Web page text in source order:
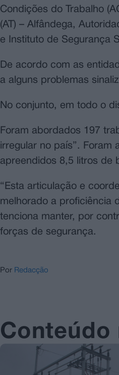
Condições do Trabalho
(AT) – Alfândega,
e Instituto de Segurança
De acordo com as
a alguns problemas
No conjunto, em todo o
Foram abordados 197
irregular no país”. Foram
apreendidos 8,5 litros de
“Esta articulação e
melhorado a proficiência
tenciona manter, por
forças de segurança.
Por Redacção
Conteúdo